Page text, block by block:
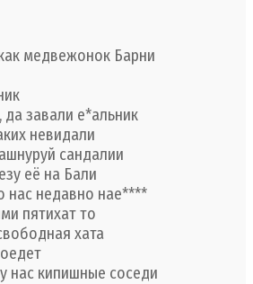
медвежонок Барни
завали е*альник
невидали
сандалии
её на Бали
нас недавно нае****
пятихат то
хата
нас кипишные соседи